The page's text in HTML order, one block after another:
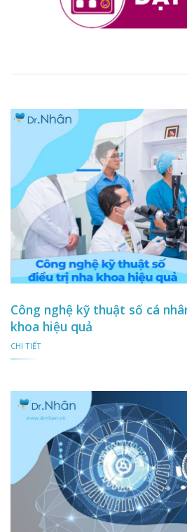
Công nghệ kỹ thuật số cá
khoa hiệu quả
CHI TIẾT